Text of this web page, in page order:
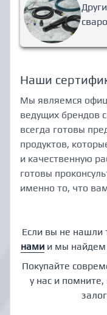
Наши
Мы являемся
ведущих брендов
всегда готовы
продуктов,
и качественную
готовы
именно то, что
Если вы не нашли
намии мы найдем
Покупайте
у нас и